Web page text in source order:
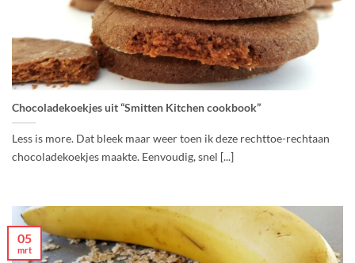
Chocoladekoekjes uit “Smitten Kitchen cookbook”
Less is more. Dat bleek maar weer toen ik deze rechttoe-rechtaan
chocoladekoekjes maakte. Eenvoudig, snel [...]
05
mrt